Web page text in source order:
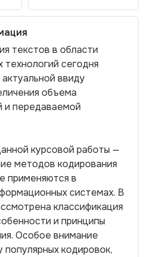
текстов в области
сегодня
ввиду
объема
и передаваемой
курсовой работы —
методов кодирования
применяются в
системах. В
классификация
и принципы
Особое внимание
популярных кодировок,